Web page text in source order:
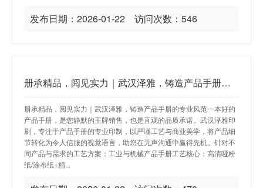
发布日期：2026-01-22 访问次数：546
册承精品，阅见实力｜武汉泽雅，铸造产品手册的专业风范
册承精品，阅见实力｜武汉泽雅，铸造产品手册的专业风范一本好的
产品手册，是您静默的王牌销售，也是直观的品质承诺。武汉泽雅印
刷，专注于产品手册的专业印制，以严谨工艺与商业美学，将产品细
节转化为令人信服的视觉语言，助您在无声沟通中赢得先机。针对不
同产品与需求的工艺方案：工业与机械产品手册工艺核心：高清哑粉
纸/涂布纸+精...